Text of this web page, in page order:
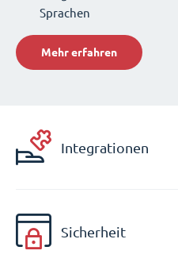
Sprachen
Mehr erfahren
Integrationen
Sicherheit